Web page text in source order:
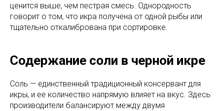
ценится выше, чем пестрая смесь. Однородность
говорит о том, что икра получена от одной рыбы или
тщательно откалибрована при сортировке.
Содержание соли в черной икре
Соль — единственный традиционный консервант для
икры, и ее количество напрямую влияет на вкус. Здесь
производители балансируют между двумя